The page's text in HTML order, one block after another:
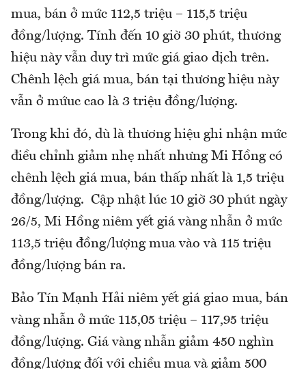
mua, bán ở mức 112,5 triệu – 115,5 triệu
đồng/lượng. Tính đến 10 giờ 30 phút, thương
hiệu này vẫn duy trì mức giá giao dịch trên.
Chênh lệch giá mua, bán tại thương hiệu này
vẫn ở mứuc cao là 3 triệu đồng/lượng.
Trong khi đó, dù là thương hiệu ghi nhận mức
điều chỉnh giảm nhẹ nhất nhưng Mi Hồng có
chênh lệch giá mua, bán thấp nhất là 1,5 triệu
đồng/lượng. Cập nhật lúc 10 giờ 30 phút ngày
26/5, Mi Hồng niêm yết giá vàng nhẫn ở mức
113,5 triệu đồng/lượng mua vào và 115 triệu
đồng/lượng bán ra.
Bảo Tín Mạnh Hải niêm yết giá giao mua, bán
vàng nhẫn ở mức 115,05 triệu – 117,95 triệu
đồng/lượng. Giá vàng nhẫn giảm 450 nghìn
đồng/lượng đối với chiều mua và giảm 500